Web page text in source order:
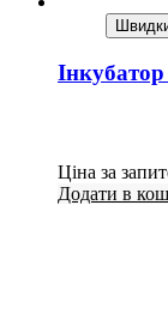
Ціна за
Додати в